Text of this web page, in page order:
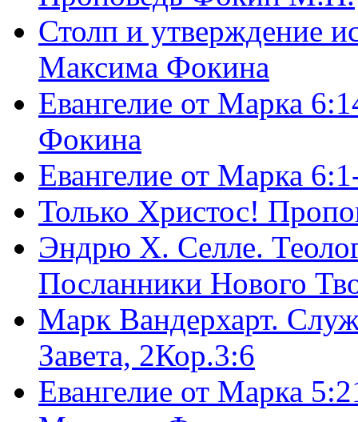
Столп и утверждение
Максима Фокина
Евангелие от Марка
Фокина
Евангелие от Марка
Только Христос!
Эндрю Х. Селле.
Посланники Нового
Марк Вандерхарт.
Завета, 2Кор.3:6
Евангелие от Марка